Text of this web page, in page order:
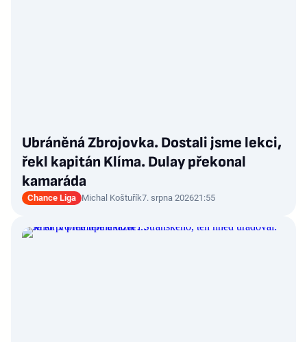
Ubráněná Zbrojovka. Dostali jsme lekci,
řekl kapitán Klíma. Dulay překonal
kamaráda
Chance Liga Michal Koštuřík7. srpna 202621:55